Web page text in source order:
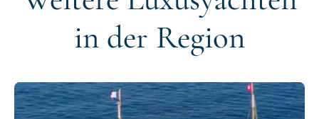
in der Region